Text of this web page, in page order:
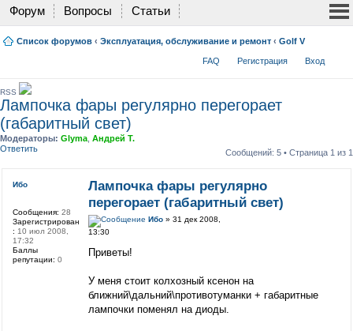
Форум Вопросы Статьи
Список форумов ‹ Эксплуатация, обслуживание и ремонт ‹ Golf V
FAQ Регистрация Вход
RSS
Лампочка фары регулярно перегорает
(габаритный свет)
Модераторы: Glyma Андрей Т.
Ответить
Сообщений: 5 • Страница 1 из 1
Лампочка фары регулярно
перегорает (габаритный свет)
Ибо» 31 дек 2008,
13:30
Приветы!
У меня стоит колхозный ксенон на
ближний\дальний\противотуманки + габаритные
лампочки поменял на диоды.
Ибо
Сообщения: 28
Зарегистрирован
: 10 июл 2008,
17:32
Баллы
репутации: 0